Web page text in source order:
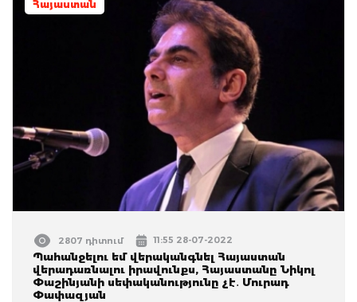
Հայաստան
2807 դիտում 11:55 28-07-2022
Պահանջելու եմ վերականգնել Հայաստան
վերադառնալու իրավունքս, Հայաստանը Նիկոլ
Փաշինյանի սեփականությունը չէ․ Մուրադ
Փափազյան